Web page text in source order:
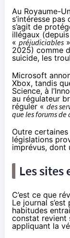
Au Royaume-
s’intéresse pas
s’agit de
illégaux
« préjudiciables
2025) comme
suicide, les
Microsoft
Xbox, tandis
Science, à
au régulateur
réguler « des
que les forums de
Outre
législations
imprévus, dont
Les sites
C’est ce que
Le journal
habitudes
constat revient
appliquant la